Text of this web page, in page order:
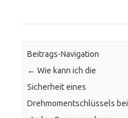
Beitrags-Navigation
← Wie kann ich die
Sicherheit eines
Drehmomentschlüssels bei